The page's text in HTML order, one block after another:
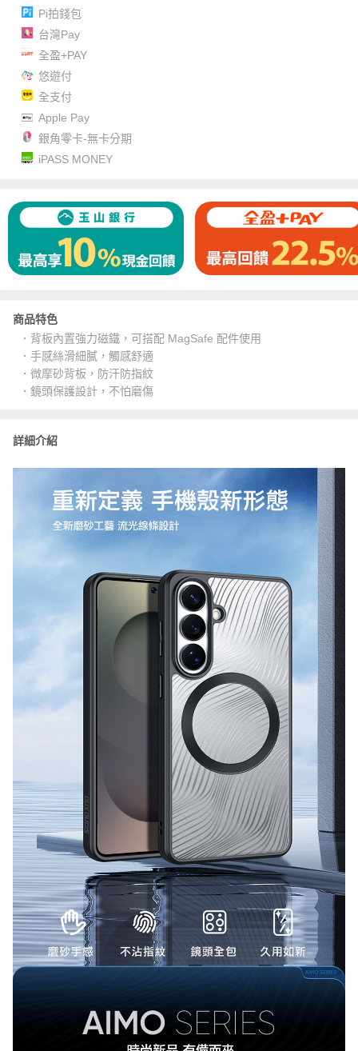
Pi拍錢包
台灣Pay
全盈+PAY
悠遊付
全支付
Apple Pay
銀角零卡-無卡分期
iPASS MONEY
商品特色
．背板內置強力磁鐵，可搭配 MagSafe 配件使用
．手感絲滑細膩，觸感舒適
．微摩砂背板，防汗防指紋
．鏡頭保護設計，不怕磨傷
詳細介紹